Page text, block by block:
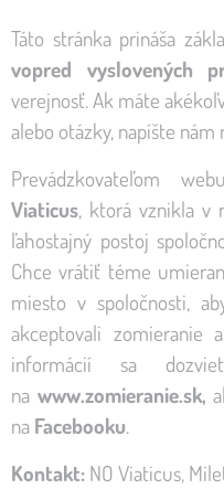
Táto stránka prináša
vopred vyslovených
verejnosť. Ak máte
alebo otázky, napíšte nám
Prevádzkovateľom
Viaticus, ktorá vznikla v
ľahostajný postoj
Chce vrátiť téme
miesto v spoločnosti,
akceptovali zomieranie
informácií sa
na www.zomieranie.sk,
na Facebooku.
Kontakt: NO Viaticus,